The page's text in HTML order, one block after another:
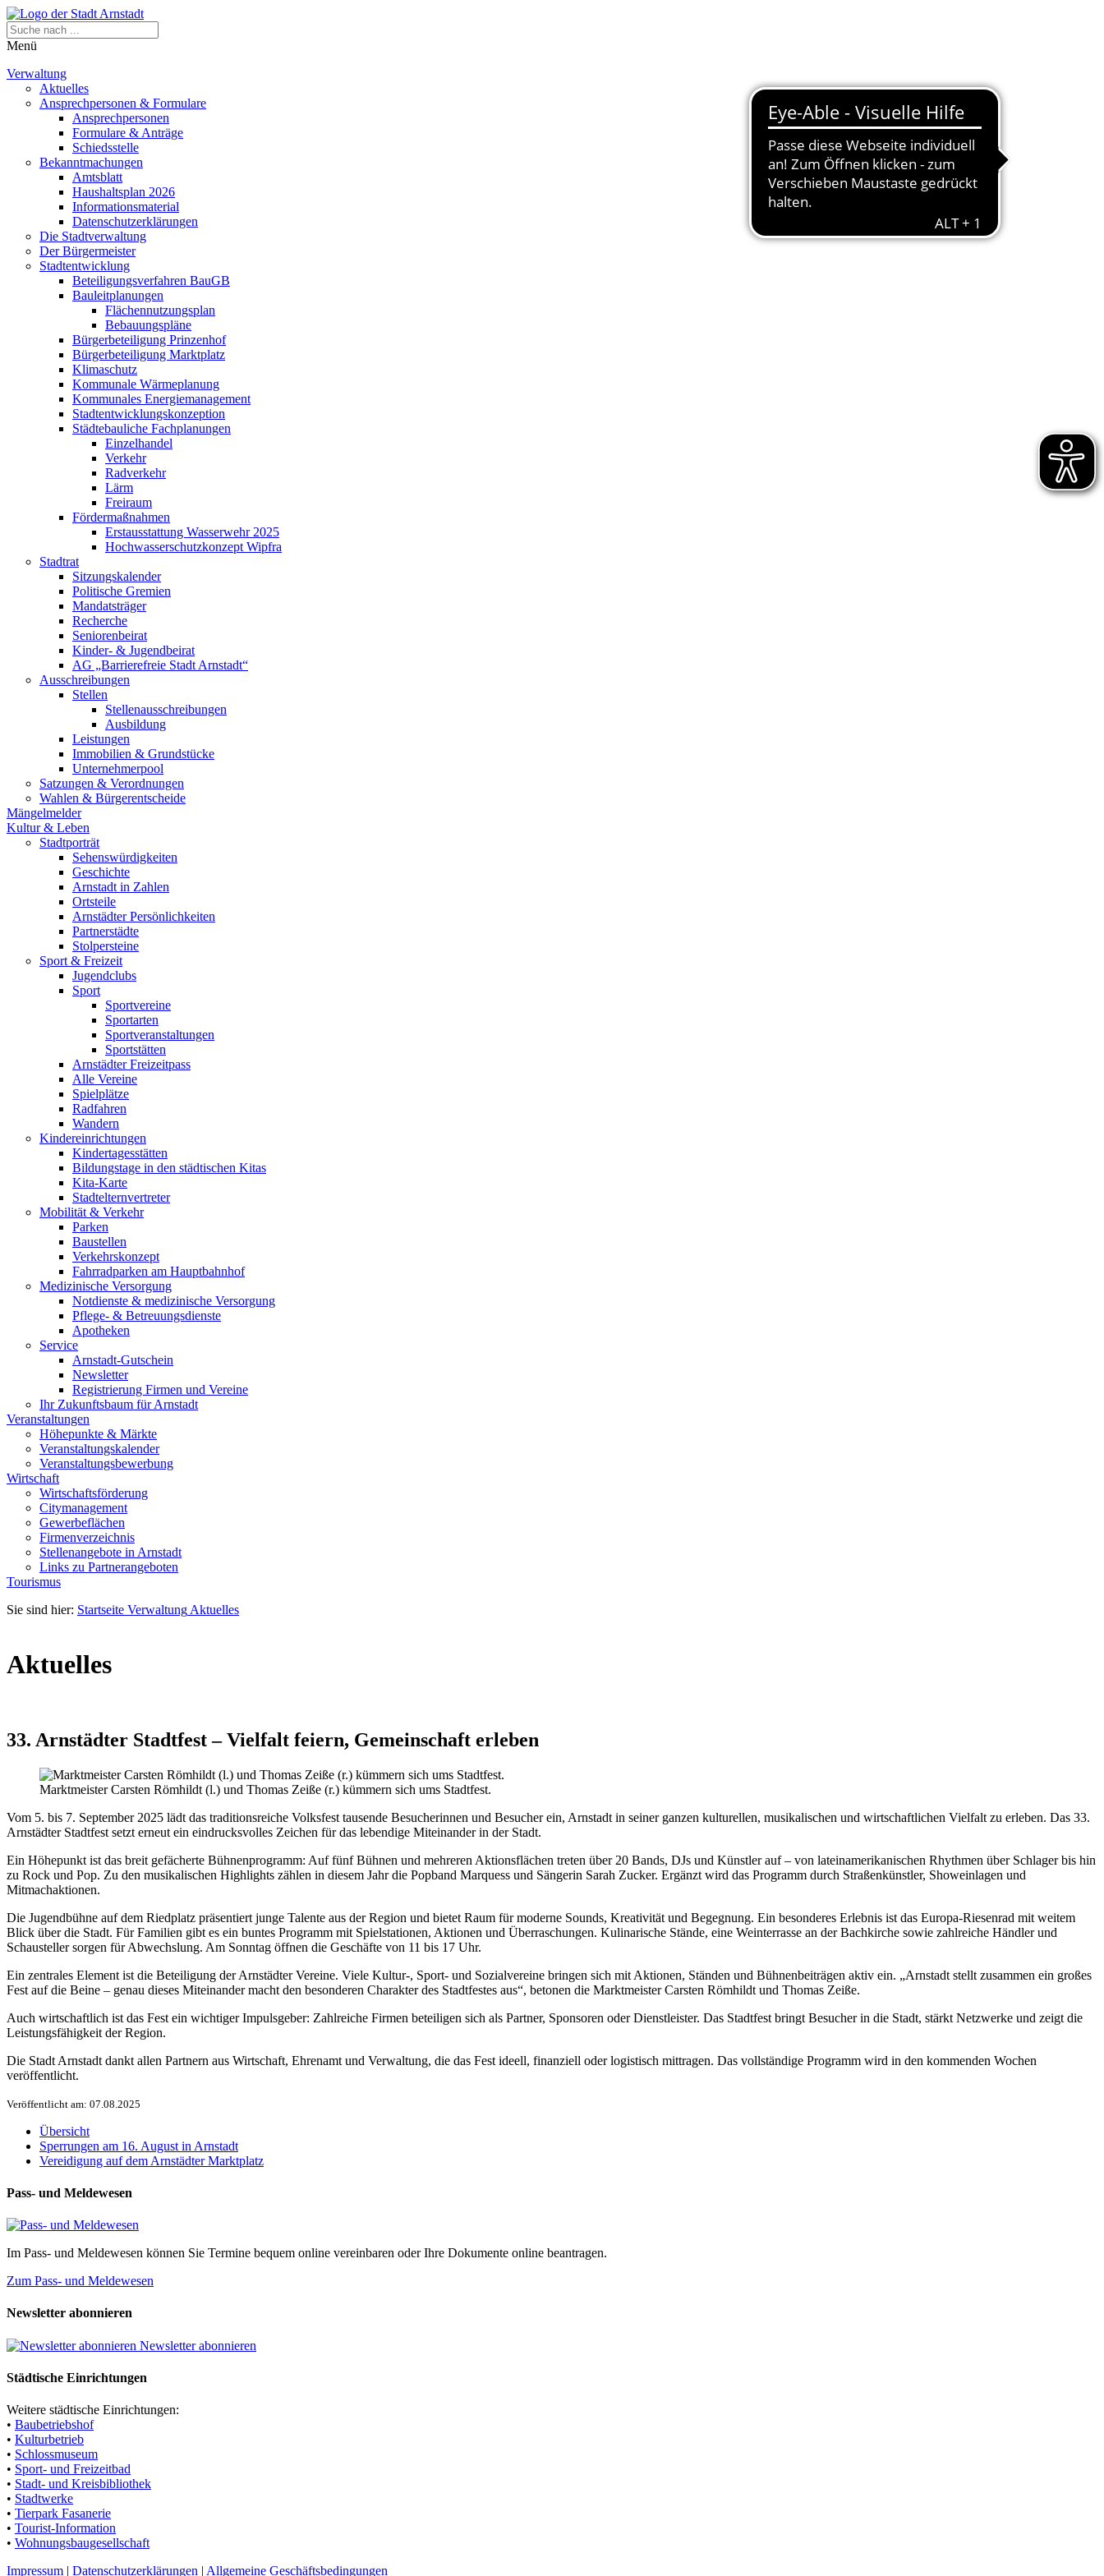
Menü
Verwaltung
Aktuelles
Ansprechpersonen & Formulare
Ansprechpersonen
Formulare & Anträge
Schiedsstelle
Bekanntmachungen
Amtsblatt
Haushaltsplan 2026
Informationsmaterial
Datenschutzerklärungen
Die Stadtverwaltung
Der Bürgermeister
Stadtentwicklung
Beteiligungsverfahren BauGB
Bauleitplanungen
Flächennutzungsplan
Bebauungspläne
Bürgerbeteiligung Prinzenhof
Bürgerbeteiligung Marktplatz
Klimaschutz
Kommunale Wärmeplanung
Kommunales Energiemanagement
Stadtentwicklungskonzeption
Städtebauliche Fachplanungen
Einzelhandel
Verkehr
Radverkehr
Lärm
Freiraum
Fördermaßnahmen
Erstausstattung Wasserwehr 2025
Hochwasserschutzkonzept Wipfra
Stadtrat
Sitzungskalender
Politische Gremien
Mandatsträger
Recherche
Seniorenbeirat
Kinder- & Jugendbeirat
AG „Barrierefreie Stadt Arnstadt“
Ausschreibungen
Stellen
Stellenausschreibungen
Ausbildung
Leistungen
Immobilien & Grundstücke
Unternehmerpool
Satzungen & Verordnungen
Wahlen & Bürgerentscheide
Mängelmelder
Kultur & Leben
Stadtporträt
Sehenswürdigkeiten
Geschichte
Arnstadt in Zahlen
Ortsteile
Arnstädter Persönlichkeiten
Partnerstädte
Stolpersteine
Sport & Freizeit
Jugendclubs
Sport
Sportvereine
Sportarten
Sportveranstaltungen
Sportstätten
Arnstädter Freizeitpass
Alle Vereine
Spielplätze
Radfahren
Wandern
Kindereinrichtungen
Kindertagesstätten
Bildungstage in den städtischen Kitas
Kita-Karte
Stadtelternvertreter
Mobilität & Verkehr
Parken
Baustellen
Verkehrskonzept
Fahrradparken am Hauptbahnhof
Medizinische Versorgung
Notdienste & medizinische Versorgung
Pflege- & Betreuungsdienste
Apotheken
Service
Arnstadt-Gutschein
Newsletter
Registrierung Firmen und Vereine
Ihr Zukunftsbaum für Arnstadt
Veranstaltungen
Höhepunkte & Märkte
Veranstaltungskalender
Veranstaltungsbewerbung
Wirtschaft
Wirtschaftsförderung
Citymanagement
Gewerbeflächen
Firmenverzeichnis
Stellenangebote in Arnstadt
Links zu Partnerangeboten
Tourismus
Sie sind hier: Startseite Verwaltung Aktuelles
Aktuelles
33. Arnstädter Stadtfest – Vielfalt feiern, Gemeinschaft erleben
Marktmeister Carsten Römhildt (l.) und Thomas Zeiße (r.) kümmern sich ums Stadtfest.
Vom 5. bis 7. September 2025 lädt das traditionsreiche Volksfest tausende Besucherinnen und Besucher ein, Arnstadt in seiner ganzen kulturellen, musikalischen und wirtschaftlichen Vielfalt zu erleben. Das 33.
Arnstädter Stadtfest setzt erneut ein eindrucksvolles Zeichen für das lebendige Miteinander in der Stadt.
Ein Höhepunkt ist das breit gefächerte Bühnenprogramm: Auf fünf Bühnen und mehreren Aktionsflächen treten über 20 Bands, DJs und Künstler auf – von lateinamerikanischen Rhythmen über Schlager bis hin
zu Rock und Pop. Zu den musikalischen Highlights zählen in diesem Jahr die Popband Marquess und Sängerin Sarah Zucker. Ergänzt wird das Programm durch Straßenkünstler, Showeinlagen und
Mitmachaktionen.
Die Jugendbühne auf dem Riedplatz präsentiert junge Talente aus der Region und bietet Raum für moderne Sounds, Kreativität und Begegnung. Ein besonderes Erlebnis ist das Europa-Riesenrad mit weitem
Blick über die Stadt. Für Familien gibt es ein buntes Programm mit Spielstationen, Aktionen und Überraschungen. Kulinarische Stände, eine Weinterrasse an der Bachkirche sowie zahlreiche Händler und
Schausteller sorgen für Abwechslung. Am Sonntag öffnen die Geschäfte von 11 bis 17 Uhr.
Ein zentrales Element ist die Beteiligung der Arnstädter Vereine. Viele Kultur-, Sport- und Sozialvereine bringen sich mit Aktionen, Ständen und Bühnenbeiträgen aktiv ein. „Arnstadt stellt zusammen ein großes
Fest auf die Beine – genau dieses Miteinander macht den besonderen Charakter des Stadtfestes aus“, betonen die Marktmeister Carsten Römhildt und Thomas Zeiße.
Auch wirtschaftlich ist das Fest ein wichtiger Impulsgeber: Zahlreiche Firmen beteiligen sich als Partner, Sponsoren oder Dienstleister. Das Stadtfest bringt Besucher in die Stadt, stärkt Netzwerke und zeigt die
Leistungsfähigkeit der Region.
Die Stadt Arnstadt dankt allen Partnern aus Wirtschaft, Ehrenamt und Verwaltung, die das Fest ideell, finanziell oder logistisch mittragen. Das vollständige Programm wird in den kommenden Wochen
veröffentlicht.
Veröffentlicht am: 07.08.2025
Übersicht
Sperrungen am 16. August in Arnstadt
Vereidigung auf dem Arnstädter Marktplatz
Pass- und Meldewesen
Im Pass- und Meldewesen können Sie Termine bequem online vereinbaren oder Ihre Dokumente online beantragen.
Zum Pass- und Meldewesen
Newsletter abonnieren
Newsletter abonnieren
Städtische Einrichtungen
Weitere städtische Einrichtungen:
• Baubetriebshof
• Kulturbetrieb
• Schlossmuseum
• Sport- und Freizeitbad
• Stadt- und Kreisbibliothek
• Stadtwerke
• Tierpark Fasanerie
• Tourist-Information
• Wohnungsbaugesellschaft
Impressum | Datenschutzerklärungen | Allgemeine Geschäftsbedingungen